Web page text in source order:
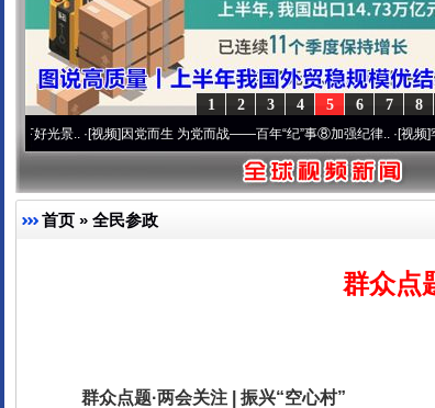
8
7
6
5
4
3
2
1
·[视频]因党而生 为党而战——百年“纪”事⑧加强纪律..·[视频]牢记初心
首页 » 全民参政
群众点
群众点题·两会关注 | 振兴“空心村”